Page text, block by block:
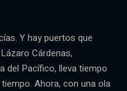
Y hay puertos que
Cárdenas,
del Pacífico, lleva tiempo
Ahora, con una ola